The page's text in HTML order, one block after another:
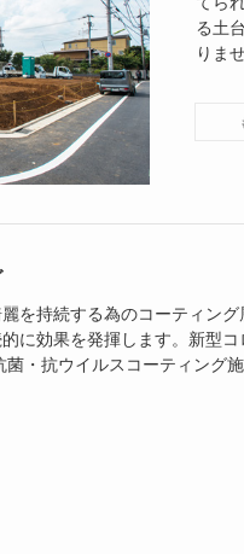
る土
りま
を持続する為のコーティング
に効果を発揮します。新型
・抗ウイルスコーティング